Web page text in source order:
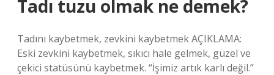
Tadı tuzu olmak ne demek?
Tadını kaybetmek, zevkini kaybetmek AÇIKLAMA:
Eski zevkini kaybetmek, sıkıcı hale gelmek, güzel ve
çekici statüsünü kaybetmek. “İşimiz artık karlı değil.”